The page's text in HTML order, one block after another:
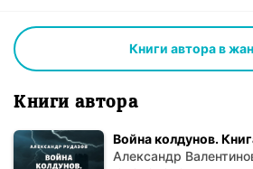
Книги автора в
Книги автора
Война колдунов.
Александр